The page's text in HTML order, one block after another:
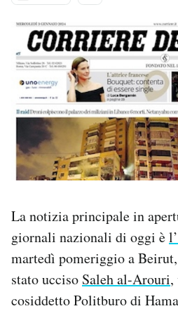
Economia
Sport
PODCAST
NEWSLETTER
SHOP
CALENDARIO
La notizia principale in
giornali nazionali di oggi è
martedì pomeriggio a
stato ucciso Saleh al-Arouri,
cosiddetto Politburo di